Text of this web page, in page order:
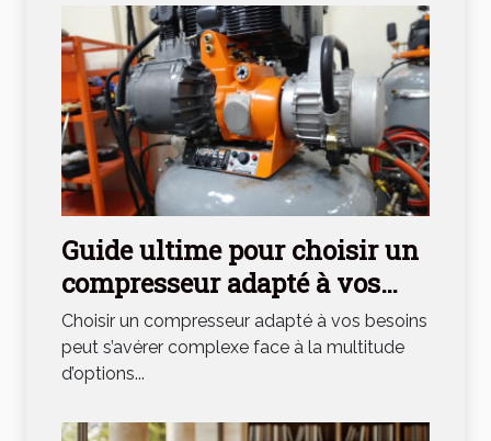
Guide ultime pour choisir un
compresseur adapté à vos
besoins
Choisir un compresseur adapté à vos besoins
peut s’avérer complexe face à la multitude
d’options...